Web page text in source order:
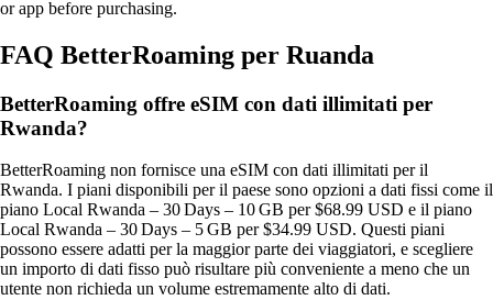
or app before purchasing.
FAQ BetterRoaming per Ruanda
BetterRoaming offre eSIM con dati illimitati per
Rwanda?
BetterRoaming non fornisce una eSIM con dati illimitati per il
Rwanda. I piani disponibili per il paese sono opzioni a dati fissi come il
piano Local Rwanda – 30 Days – 10 GB per $68.99 USD e il piano
Local Rwanda – 30 Days – 5 GB per $34.99 USD. Questi piani
possono essere adatti per la maggior parte dei viaggiatori, e scegliere
un importo di dati fisso può risultare più conveniente a meno che un
utente non richieda un volume estremamente alto di dati.